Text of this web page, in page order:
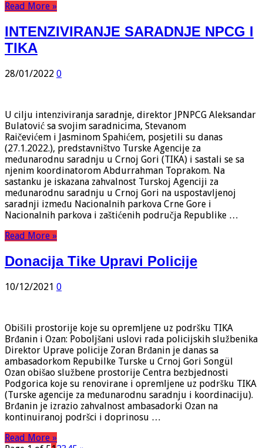
Read More »
INTENZIVIRANJE SARADNJE NPCG I
TIKA
28/01/2022 0
U cilju intenziviranja saradnje, direktor JPNPCG Aleksandar
Bulatović sa svojim saradnicima, Stevanom
Raičevićem i Jasminom Spahićem, posjetili su danas
(27.1.2022.), predstavništvo Turske Agencije za
međunarodnu saradnju u Crnoj Gori (TIKA) i sastali se sa
njenim koordinatorom Abdurrahman Toprakom. Na
sastanku je iskazana zahvalnost Turskoj Agenciji za
međunarodnu saradnju u Crnoj Gori na uspostavljenoj
saradnji između Nacionalnih parkova Crne Gore i
Nacionalnih parkova i zaštićenih područja Republike …
Read More »
Donacija Tike Upravi Policije
10/12/2021 0
Obišili prostorije koje su opremljene uz podršku TIKA
Brđanin i Ozan: Poboljšani uslovi rada policijskih službenika
Direktor Uprave policije Zoran Brđanin je danas sa
ambasadorkom Repubilke Turske u Crnoj Gori Songül
Ozan obišao službene prostorije Centra bezbjednosti
Podgorica koje su renovirane i opremljene uz podršku TIKA
(Turske agencije za međunarodnu saradnju i koordinaciju).
Brđanin je izrazio zahvalnost ambasadorki Ozan na
kontinuiranoj podršci i doprinosu …
Read More »